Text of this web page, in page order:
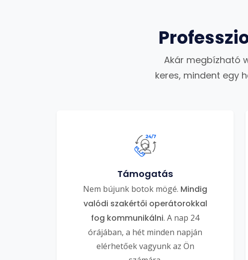
Akár megbízható
keres, mindent egy
Támogatás
Nem bújunk botok mögé. Mindig
valódi szakértői operátorokkal
fog kommunikálni. A nap 24
órájában, a hét minden napján
elérhetőek vagyunk az Ön